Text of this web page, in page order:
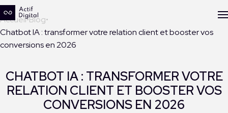
Accueil Blog
Chatbot IA : transformer votre relation client et booster vos
conversions en 2026
CHATBOT IA : TRANSFORMER VOTRE
RELATION CLIENT ET BOOSTER VOS
CONVERSIONS EN 2026